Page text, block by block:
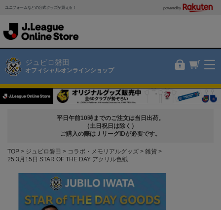
ユニフォームなどの公式グッズが買える！ powered by
ジュビロ磐田
オフィシャルオンラインショップ
平日午前10時までのご注文は当日出荷。
（土日祝日は除く）
ご購入の際はＪリーグIDが必要です。
TOP ジュビロ磐田 コラボ・メモリアルグッズ
雑貨
25 3月15日 STAR OF THE DAY アクリル色紙